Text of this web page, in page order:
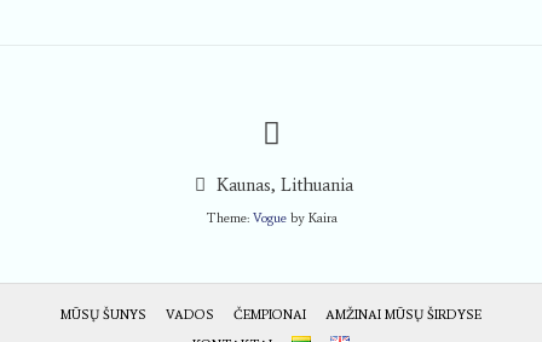
Kaunas, Lithuania
Theme: Vogueby Kaira
MŪSŲ ŠUNYS VADOS ČEMPIONAI
AMŽINAI MŪSŲ ŠIRDYSE